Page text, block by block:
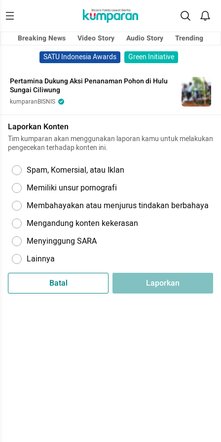
Breaking News Video Story Audio Story
Trending
SATU Indonesia Awards
Green Initiative
Pertamina Dukung Aksi Penanaman Pohon di Hulu
Sungai Ciliwung
kumparanBISNIS
Laporkan Konten
Tim kumparan akan menggunakan laporan kamu untuk melakukan
pengecekan terhadap konten ini.
Spam, Komersial, atau Iklan
Memiliki unsur pornografi
Membahayakan atau menjurus tindakan berbahaya
Mengandung konten kekerasan
Menyinggung SARA
Lainnya
Batal Laporkan